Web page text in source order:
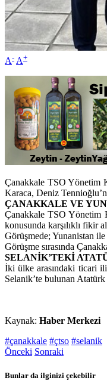
A- A+
Çanakkale TSO Yönetim
Karaca, Deniz
ÇANAKKALE VE
Çanakkale TSO Yönetim
konusunda karşılıklı fikir
Görüşmede; Yunanistan
Görüşme sırasında
SELANİK’TEKİ
İki ülke arasındaki ticari
Selanik’te bulunan
Kaynak: Haber Merkezi
#çanakkale #çtso #selanik
Önceki Sonraki
Bunlar da ilginizi çekebilir